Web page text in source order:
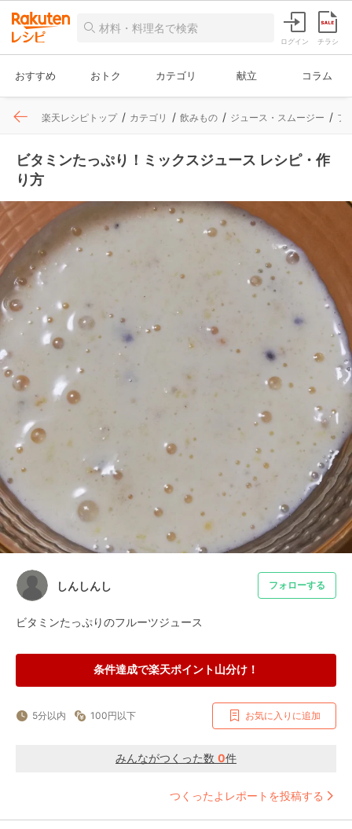
ログイン チラシ
おすすめ おトク カテゴリ 献立 コラム
楽天レシピトップ カテゴリ 飲みもの ジュース・スムージー フ
ビタミンたっぷり！ミックスジュース レシピ・作
り方
しんしんし フォローする
ビタミンたっぷりのフルーツジュース
条件達成で楽天ポイント山分け！
5分以内 100円以下 お気に入りに追加
みんながつくった数 0件
つくったよレポートを投稿する